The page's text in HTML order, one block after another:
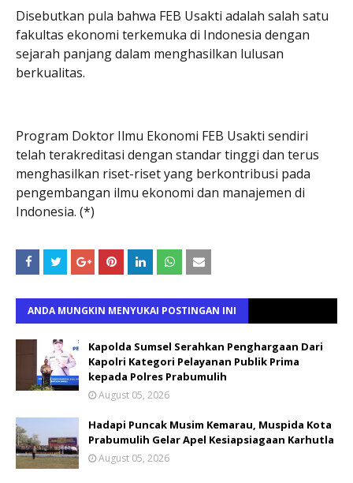
Disebutkan pula bahwa FEB Usakti adalah salah satu
fakultas ekonomi terkemuka di Indonesia dengan
sejarah panjang dalam menghasilkan lulusan
berkualitas.
Program Doktor Ilmu Ekonomi FEB Usakti sendiri
telah terakreditasi dengan standar tinggi dan terus
menghasilkan riset-riset yang berkontribusi pada
pengembangan ilmu ekonomi dan manajemen di
Indonesia. (*)
ANDA MUNGKIN MENYUKAI POSTINGAN INI
Kapolda Sumsel Serahkan Penghargaan Dari
Kapolri Kategori Pelayanan Publik Prima
kepada Polres Prabumulih
August 05, 2026
Hadapi Puncak Musim Kemarau, Muspida Kota
Prabumulih Gelar Apel Kesiapsiagaan Karhutla
August 05, 2026